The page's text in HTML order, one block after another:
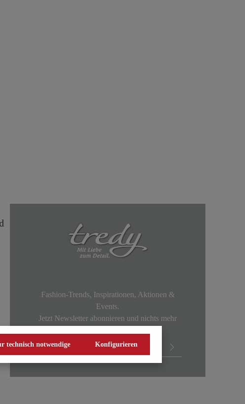
Fashion-Trends, Inspirationen, Aktionen &
Events.
Jetzt Newsletter abonnieren und nichts mehr
technisch notwendige Konfigurieren